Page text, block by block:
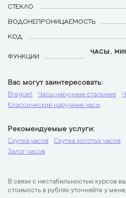
СТЕКЛО
ВОДОНЕПРОНИЦАЕМОСТЬ
КОД
ФУНКЦИИ
ЧАСЫ,
Вас могут заинтересовать
Breguet Часы наручные стальные
Классические наручные часы
Рекомендуемые услуги
Скупка часов Скупка золотых часов
Залог часов
В связи с нестабильностью курсов
стоимость в рублях уточняйте у